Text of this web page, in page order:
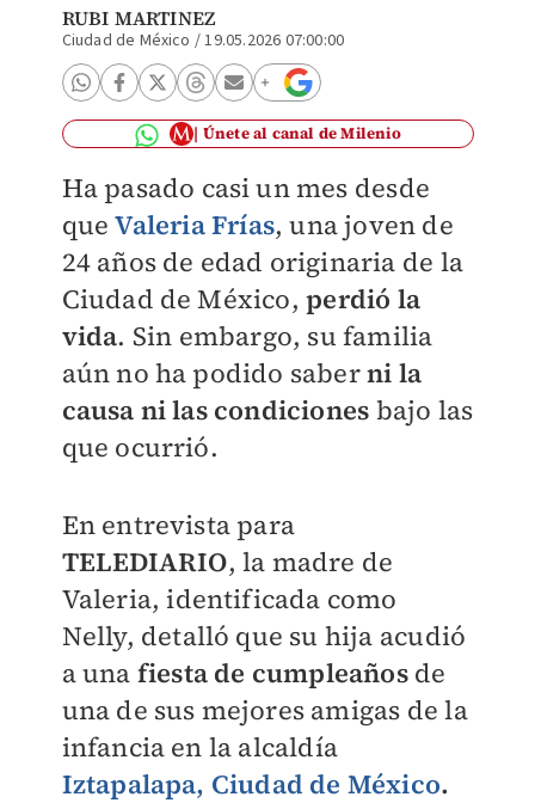
RUBI MARTINEZ
Ciudad de México /19.05.2026 07:00:00
Únete al canal de Milenio
Ha pasado casi un mes desde
queValeria Frías, una joven de
24 años de edad originaria de la
Ciudad de México,perdió la
vida. Sin embargo, su familia
aún no ha podido saberni la
causa ni las condiciones bajo las
que ocurrió.
En entrevista para
TELEDIARIO, la madre de
Valeria, identificada como
Nelly, detalló que su hija acudió
a una fiesta de cumpleañosde
una de sus mejores amigas de la
infancia en la alcaldía
Iztapalapa, Ciudad de México.